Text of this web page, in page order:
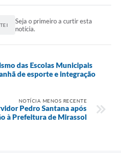
Seja o primeiro a curtir esta
notícia.
das Escolas Municipais
de esporte e integração
NOTÍCIA MENOS RECENTE
Pedro Santana após
à Prefeitura de Mirassol